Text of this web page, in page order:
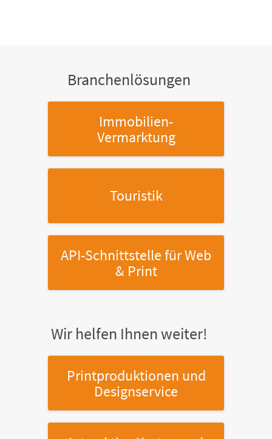
Branchenlösungen
Immobilien-
Vermarktung
Touristik
API-Schnittstellefür Web
& Print
Wir helfen Ihnen weiter!
Printproduktionen und
Designservice